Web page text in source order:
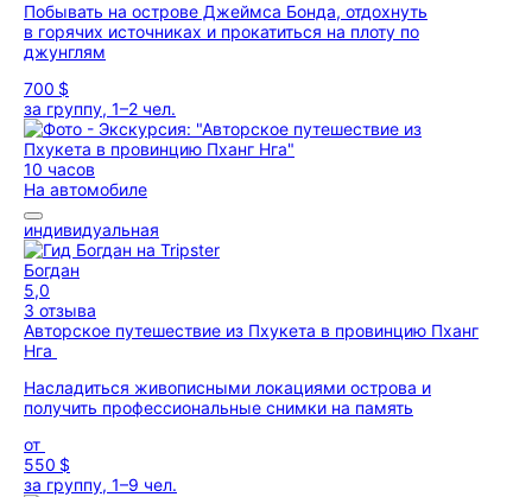
Побывать на острове Джеймса Бонда, отдохнуть
в горячих источниках и прокатиться на плоту по
джунглям
700 $
за группу, 1–2 чел.
10 часов
На автомобиле
индивидуальная
Богдан
5,0
3 отзыва
Авторское путешествие из Пхукета в провинцию Пханг
Нга
Насладиться живописными локациями острова и
получить профессиональные снимки на память
от
550 $
за группу, 1–9 чел.